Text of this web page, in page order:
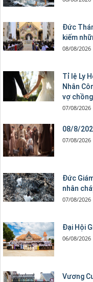
Đức
kiếm
08/08/2026
Tỉ lệ Ly
Nhân
vợ chồng
07/08/2026
08/8/
07/08/2026
Đức
nhân
07/08/2026
Đại Hội
06/08/2026
Vương